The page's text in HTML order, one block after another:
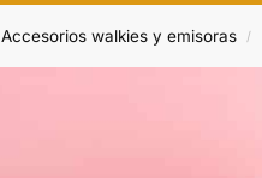
Accesorios walkies y emisoras /